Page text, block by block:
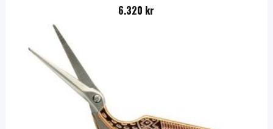
6.320 kr